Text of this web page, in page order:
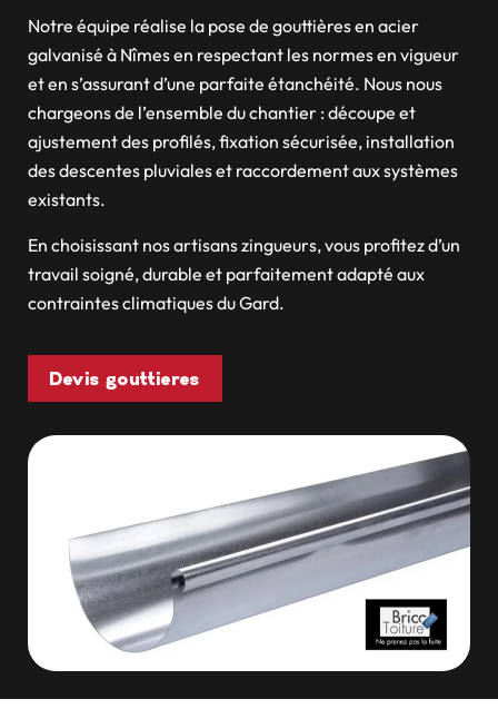
Notre équipe réalise la pose de gouttières en acier
galvanisé à Nîmes en respectant les normes en vigueur
et en s’assurant d’une parfaite étanchéité. Nous nous
chargeons de l’ensemble du chantier : découpe et
ajustement des profilés, fixation sécurisée, installation
des descentes pluviales et raccordement aux systèmes
existants.
En choisissant nos artisans zingueurs, vous profitez d’un
travail soigné, durable et parfaitement adapté aux
contraintes climatiques du Gard.
Devis gouttieres